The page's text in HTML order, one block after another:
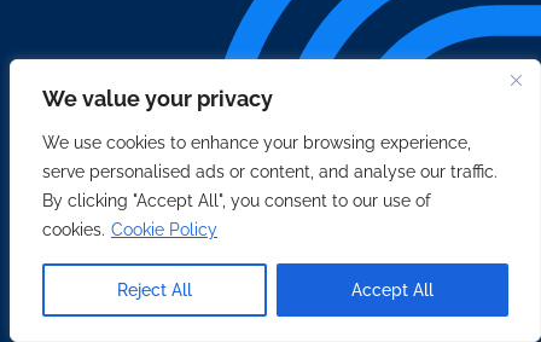
We value your privacy
We use cookies to enhance your browsing experience,
serve personalised ads or content, and analyse our traffic.
By clicking "Accept All", you consent to our use of
cookies. Cookie Policy
Reject All Accept All